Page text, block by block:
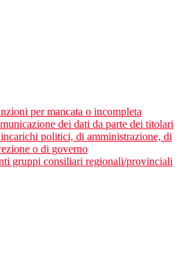
per mancata o incompleta
dei dati da parte dei titolari
politici, di amministrazione, di
o di governo
gruppi consiliari regionali/provinciali